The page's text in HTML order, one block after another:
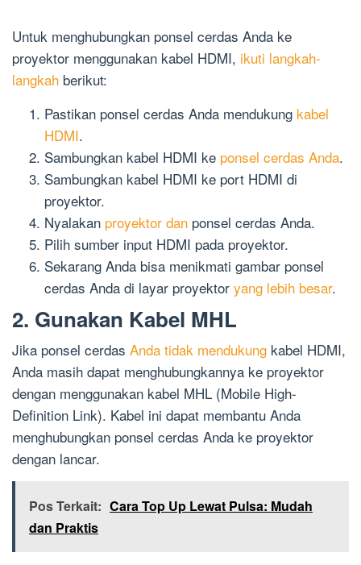
Untuk menghubungkan ponsel cerdas Anda ke
proyektor menggunakan kabel HDMI, ikuti langkah-
langkah berikut:
Pastikan ponsel cerdas Anda mendukung kabel
HDMI.
Sambungkan kabel HDMI ke ponsel cerdas Anda.
Sambungkan kabel HDMI ke port HDMI di
proyektor.
Nyalakan proyektor dan ponsel cerdas Anda.
Pilih sumber input HDMI pada proyektor.
Sekarang Anda bisa menikmati gambar ponsel
cerdas Anda di layar proyektor yang lebih besar.
2. Gunakan Kabel MHL
Jika ponsel cerdas Anda tidak mendukung kabel HDMI,
Anda masih dapat menghubungkannya ke proyektor
dengan menggunakan kabel MHL (Mobile High-
Definition Link). Kabel ini dapat membantu Anda
menghubungkan ponsel cerdas Anda ke proyektor
dengan lancar.
Pos Terkait: Cara Top Up Lewat Pulsa: Mudah
dan Praktis